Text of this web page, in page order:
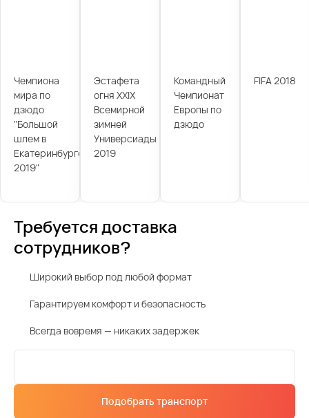
Чемпиона
мира по
дзюдо
"Большой
шлем в
Екатеринбурге
2019"
Эстафета
огня XXIX
Всемирной
зимней
Универсиады
2019
Командный
Чемпионат
Европы по
дзюдо
FIFA 2018
Требуется доставка
сотрудников?
Широкий выбор под любой формат
Гарантируем комфорт и безопасность
Всегда вовремя — никаких задержек
Подобрать транспорт